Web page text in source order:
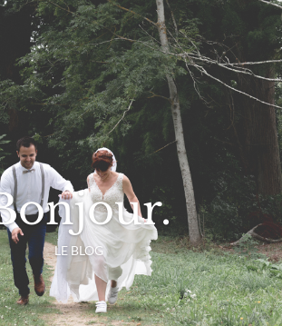
LE BLOG